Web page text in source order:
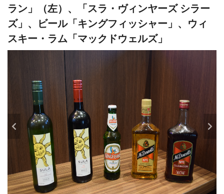
ラン」（左）、「スラ・ヴィンヤーズ シラー
ズ」、ビール「キングフィッシャー」、ウィ
スキー・ラム「マックドウェルズ」